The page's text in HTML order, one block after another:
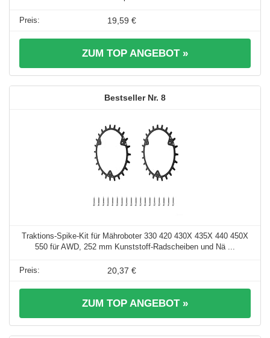
19,59 €
ZUM TOP ANGEBOT »
8
Traktions-Spike-Kit für Mähroboter 330 420 430X 435X 440 450X
550 für AWD, 252 mm Kunststoff-Radscheiben und Nä ...
20,37 €
ZUM TOP ANGEBOT »